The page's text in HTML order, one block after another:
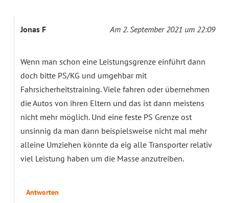
Jonas F Am 2. September 2021 um 22:09
Wenn man schon eine Leistungsgrenze einführt dann
doch bitte PS/KG und umgehbar mit
Fahrsicherheitstraining. Viele fahren oder übernehmen
die Autos von ihren Eltern und das ist dann meistens
nicht mehr möglich. Und eine feste PS Grenze ost
unsinnig da man dann beispielsweise nicht mal mehr
alleine Umziehen könnte da eig alle Transporter relativ
viel Leistung haben um die Masse anzutreiben.
Antworten